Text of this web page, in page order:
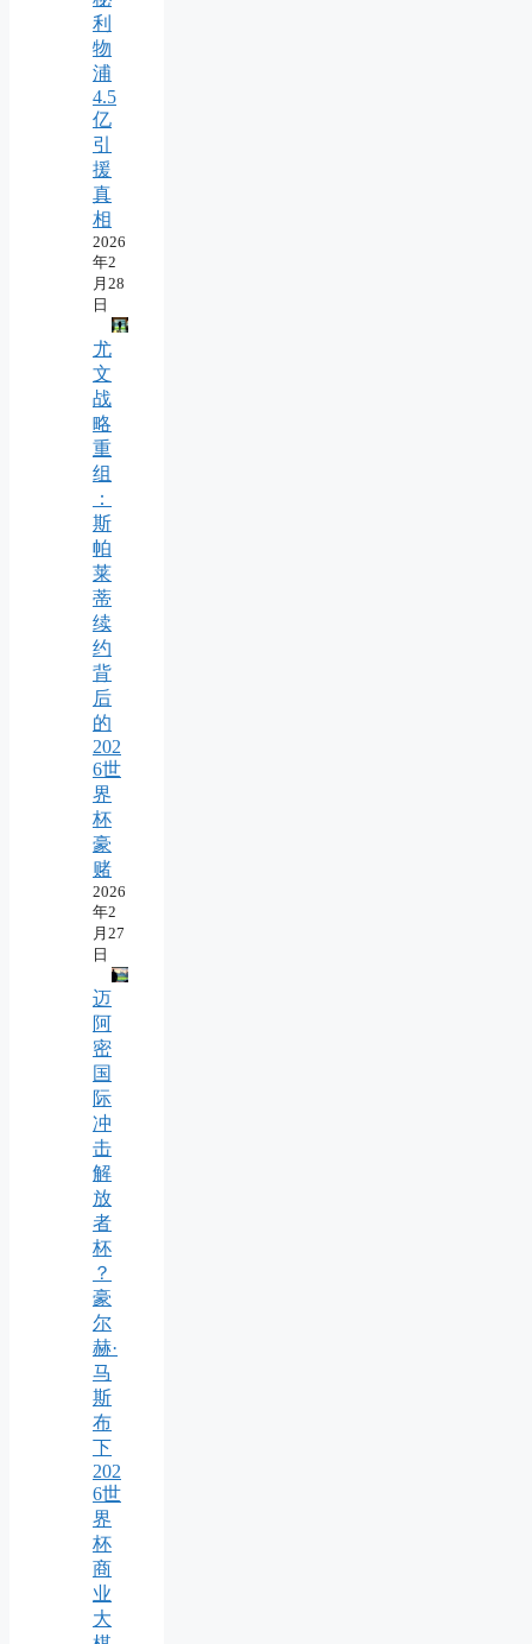
利
物
浦
4.5
亿
引
援
真
相
2026
年2
月28
日
尤
文
战
略
重
组
：
斯
帕
莱
蒂
续
约
背
后
的
202
6世
界
杯
豪
赌
2026
年2
月27
日
迈
阿
密
国
际
冲
击
解
放
者
杯
？
豪
尔
赫·
马
斯
布
下
202
6世
界
杯
商
业
大